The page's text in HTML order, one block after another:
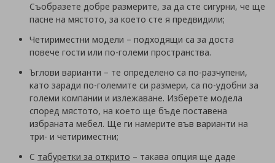
Съобразете добре размерите, за да сте сигурни, че ще
пасне на мястото, за което сте я предвидили;
Четириместни модели – подходящи са за доста
повече гости или по-големи пространства.
Ъглови варианти – те определено са по-разчупени,
като заради по-големите си размери, са по-удобни за
големи компании и излежаване. Изберете модела
според мястото, на което ще бъде поставена
избраната мебел. Ще ги намерите във варианти на
три- и четириместни;
С табуретки за открито – такава опция ще даде